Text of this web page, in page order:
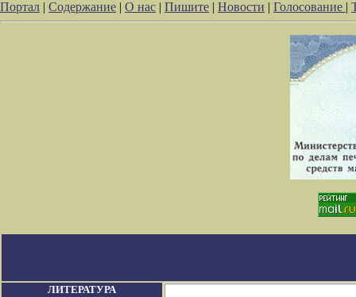
Портал | Содержание | О нас | Пишите | Новости | Голосование |
ЛИТЕРАТУРА